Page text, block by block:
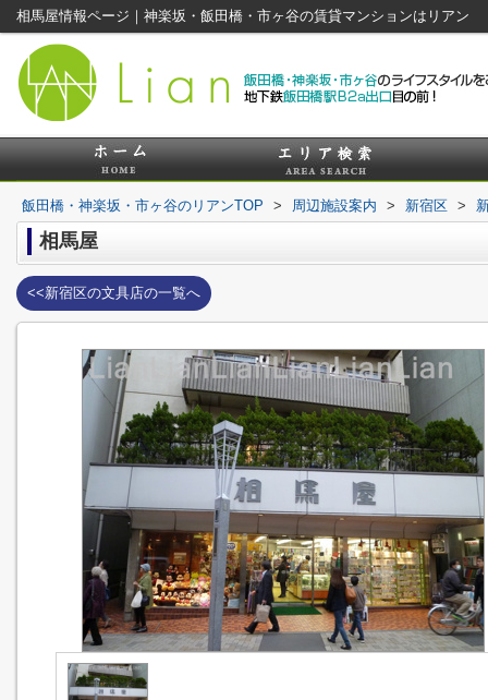
相馬屋情報ページ｜神楽坂・飯田橋・市ヶ谷の賃貸マンションはリアン
飯田橋・神楽坂・市ヶ谷のリアンTOP > 周辺施設案内 > 新宿区 >
相馬屋
<<新宿区の文具店の一覧へ